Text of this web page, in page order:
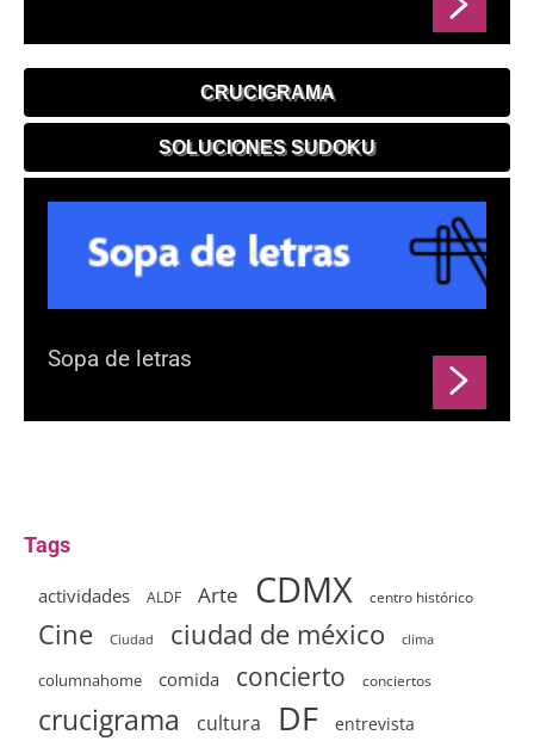
CRUCIGRAMA
SOLUCIONES SUDOKU
Sopa de letras
Tags
actividades ALDF Arte CDMX centro histórico
Cine Ciudad ciudad de méxico clima
columnahome comida concierto conciertos
crucigrama cultura DF entrevista